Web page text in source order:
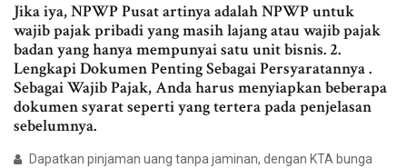
Jika iya, NPWP Pusat artinya adalah NPWP untuk
wajib pajak pribadi yang masih lajang atau wajib pajak
badan yang hanya mempunyai satu unit bisnis. 2.
Lengkapi Dokumen Penting Sebagai Persyaratannya .
Sebagai Wajib Pajak, Anda harus menyiapkan beberapa
dokumen syarat seperti yang tertera pada penjelasan
sebelumnya.
Dapatkan pinjaman uang tanpa jaminan, dengan KTA bunga